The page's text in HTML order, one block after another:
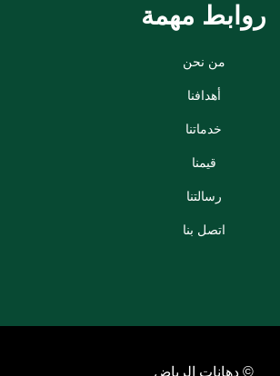
روابط مهمة
من نحن
أهدافنا
خدماتنا
قيمنا
رسالتنا
اتصل بنا
© دهانات الرياض